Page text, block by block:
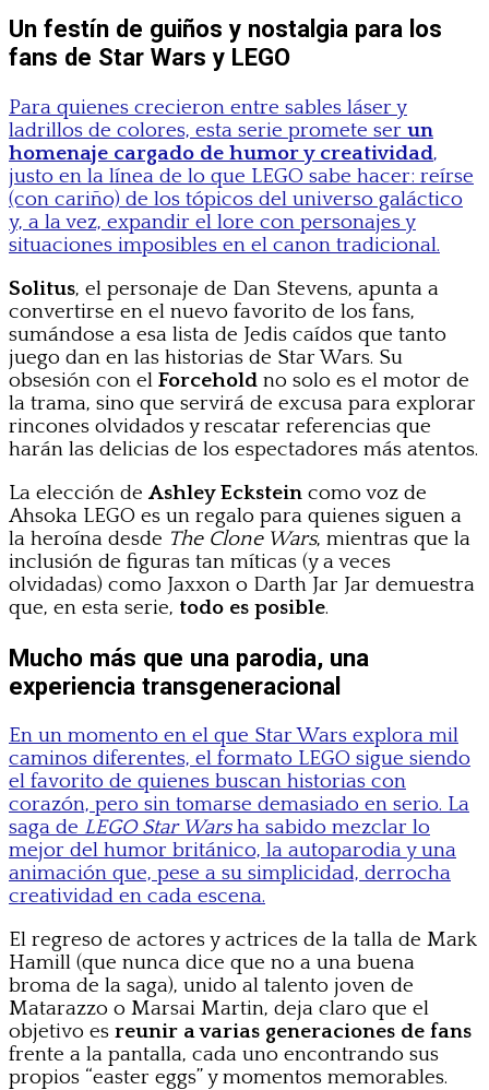
Un festín de guiños y nostalgia para los
fans de Star Wars y LEGO
Para quienes crecieron entre sables láser y
ladrillos de colores, esta serie promete ser un
homenaje cargado de humor y creatividad,
justo en la línea de lo que LEGO sabe hacer: reírse
(con cariño) de los tópicos del universo galáctico
y, a la vez, expandir el lore con personajes y
situaciones imposibles en el canon tradicional.
Solitus, el personaje de Dan Stevens, apunta a
convertirse en el nuevo favorito de los fans,
sumándose a esa lista de Jedis caídos que tanto
juego dan en las historias de Star Wars. Su
obsesión con el Forcehold no solo es el motor de
la trama, sino que servirá de excusa para explorar
rincones olvidados y rescatar referencias que
harán las delicias de los espectadores más atentos.
La elección de Ashley Eckstein como voz de
Ahsoka LEGO es un regalo para quienes siguen a
la heroína desde The Clone Wars, mientras que la
inclusión de figuras tan míticas (y a veces
olvidadas) como Jaxxon o Darth Jar Jar demuestra
que, en esta serie, todo es posible.
Mucho más que una parodia, una
experiencia transgeneracional
En un momento en el que Star Wars explora mil
caminos diferentes, el formato LEGO sigue siendo
el favorito de quienes buscan historias con
corazón, pero sin tomarse demasiado en serio. La
saga de LEGO Star Warsha sabido mezclar lo
mejor del humor británico, la autoparodia y una
animación que, pese a su simplicidad, derrocha
creatividad en cada escena.
El regreso de actores y actrices de la talla de Mark
Hamill (que nunca dice que no a una buena
broma de la saga), unido al talento joven de
Matarazzo o Marsai Martin, deja claro que el
objetivo es reunir a varias generaciones de fans
frente a la pantalla, cada uno encontrando sus
propios “easter eggs” y momentos memorables.